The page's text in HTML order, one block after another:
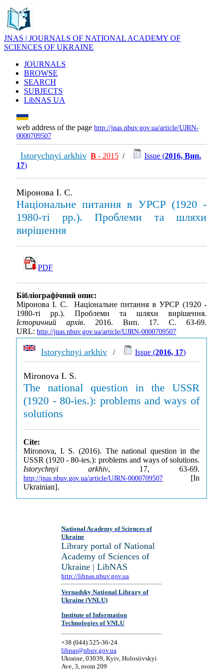
JNAS | JOURNALS OF NATIONAL ACADEMY OF
SCIENCES OF UKRAINE
JOURNALS
BROWSE
SEARCH
SUBJECTS
LibNAS UA
web address of the page http://jnas.nbuv.gov.ua/article/UJRN-
0000709507
Istorychnyi arkhiv В - 2015 / Issue (2016, Вип.
17)
Міронова І. С.
Національне питання в УРСР (1920 -
1980-ті рр.). Проблеми та шляхи
вирішення
PDF
Бібліографічний опис:
Міронова І. С. Національне питання в УРСР (1920 -
1980-ті рр.). Проблеми та шляхи вирішення.
Історичний архів. 2016. Вип. 17. С. 63-69.
URL: http://jnas.nbuv.gov.ua/article/UJRN-0000709507
Istorychnyi arkhiv / Issue (2016, 17)
Mironova I. S.
The national question in the USSR
(1920 - 80-ies.): problems and ways of
solutions
Cite:
Mironova, I. S. (2016). The national question in the
USSR (1920 - 80-ies.): problems and ways of solutions.
Istorychnyi arkhiv, 17, 63-69.
http://jnas.nbuv.gov.ua/article/UJRN-0000709507 [In
Ukrainian].
National Academy of Sciences of
Ukraine
Library portal of National
Academy of Sciences of
Ukraine | LibNAS
http://libnas.nbuv.gov.ua
Vernadsky National Library of
Ukraine (VNLU)
Institute of Information
Technologies of VNLU
+38 (044) 525-36-24
libnas@nbuv.gov.ua
Ukraine, 03039, Kyiv, Holosiivskyi
Ave, 3, room 209